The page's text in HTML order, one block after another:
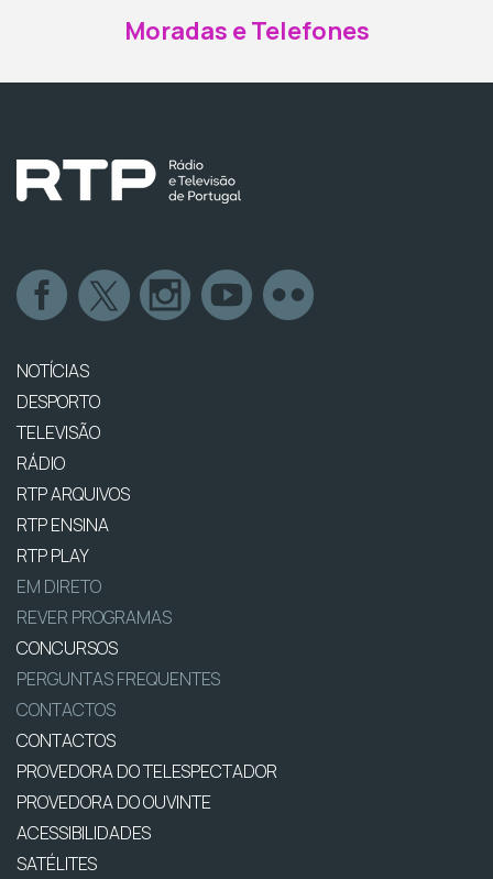
Moradas e Telefones
NOTÍCIAS
DESPORTO
TELEVISÃO
RÁDIO
RTP ARQUIVOS
RTP ENSINA
RTP PLAY
EM DIRETO
REVER PROGRAMAS
CONCURSOS
PERGUNTAS FREQUENTES
CONTACTOS
CONTACTOS
PROVEDORA DO TELESPECTADOR
PROVEDORA DO OUVINTE
ACESSIBILIDADES
SATÉLITES